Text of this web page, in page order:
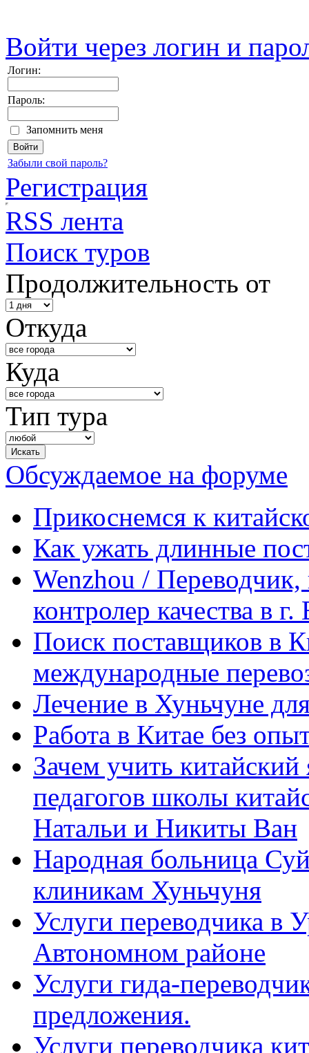
Войти через логин и
Логин:
Пароль:
Запомнить меня
Забыли свой пароль?
Регистрация
RSS лента
Поиск туров
Продолжительность от
Откуда
Куда
Тип тура
Обсуждаемое на форуме
Прикоснемся к
Как ужать длинные
Wenzhou / Переводчик,
контролер качества в
Поиск поставщиков в
международные
Лечение в Хуньчуне
Работа в Китае без
Зачем учить
педагогов школы
Натальи и Никиты Ван
Народная больница
клиникам Хуньчуня
Услуги переводчика в
Автономном районе
Услуги гида-
предложения.
Услуги переводчика